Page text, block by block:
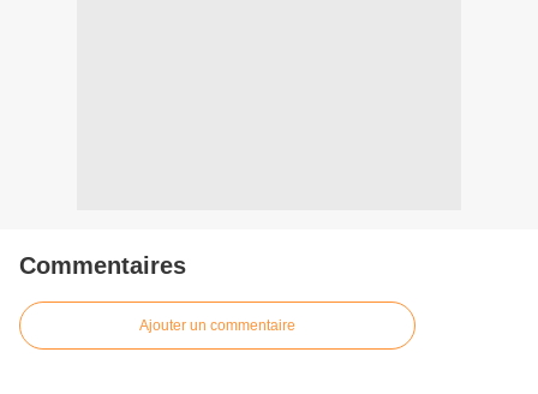
Commentaires
Ajouter un commentaire